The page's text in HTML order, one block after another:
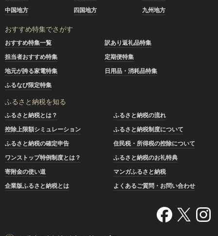
中国地方
四国地方 九州地方
おすすめ特集でさがす
おすすめ特集一覧
訳あり返礼品特集
担当者おすすめ特集
定期便特集
地元が誇る家電特集
日用品・消耗品特集
ふるなび限定特集
ふるさと納税を知る
ふるさと納税とは？
ふるさと納税の流れ
控除上限額シミュレーション
ふるさと納税制度について
ふるさと納税の確定申告
住民税・所得税の控除について
ワンストップ特例制度とは？
ふるさと納税のお礼特典
寄附金の使い道
マンガふるさと納税
企業版ふるさと納税とは
よくあるご質問・お問い合わせ